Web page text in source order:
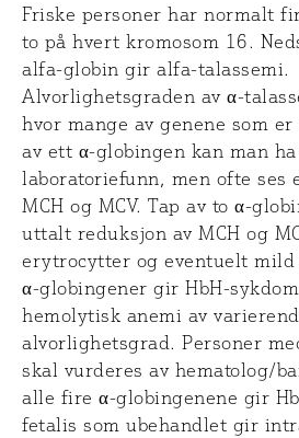
Friske personer har normalt
to på hvert kromosom 16.
alfa-globin gir alfa-talassemi.
Alvorlighetsgraden av α-
hvor mange av genene som
av ett α-globingen kan man
laboratoriefunn, men ofte ses
MCH og MCV. Tap av to α-
uttalt reduksjon av MCH og
erytrocytter og eventuelt mild
α-globingener gir HbH-
hemolytisk anemi av
alvorlighetsgrad. Personer
skal vurderes av hematolog/
alle fire α-globingenene gir
fetalis som ubehandlet gir